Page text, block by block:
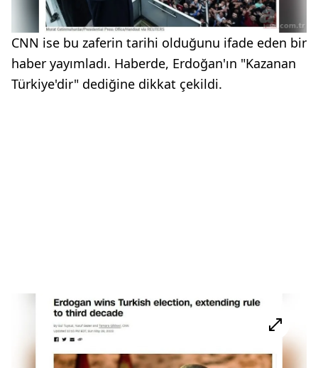
CNN ise bu zaferin tarihi olduğunu ifade eden bir
haber yayımladı. Haberde, Erdoğan'ın "Kazanan
Türkiye'dir" dediğine dikkat çekildi.